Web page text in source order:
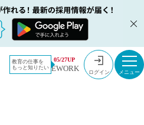
教育の仕事を
もっと知りたい
05/27UP
EWORK ログイン
採用情報